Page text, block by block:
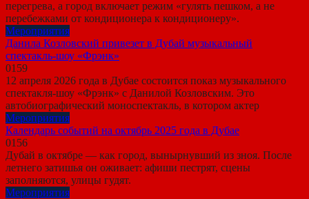
перегрева, а город включает режим «гулять пешком, а не
перебежками от кондиционера к кондиционеру».
Мероприятия
Данила Козловский привезет в Дубай музыкальный
спектакль-шоу «Фрэнк»
0159
12 апреля 2026 года в Дубае состоится показ музыкального
спектакля-шоу «Фрэнк» с Данилой Козловским. Это
автобиографический моноспектакль, в котором актер
Мероприятия
Календарь событий на октябрь 2025 года в Дубае
0156
Дубай в октябре — как город, вынырнувший из зноя. После
летнего затишья он оживает: афиши пестрят, сцены
заполняются, улицы гудят.
Мероприятия